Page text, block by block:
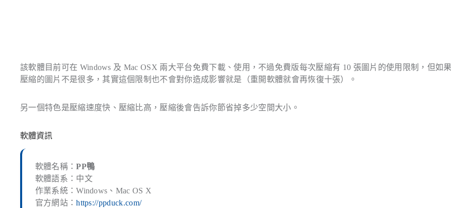
該軟體目前可在 Windows 及 Mac OSX 兩大平台免費下載、使用，不過免費版每次壓縮有 10 張圖片的使用限制，但如
壓縮的圖片不是很多，其實這個限制也不會對你造成影響就是（重開軟體就會再恢復十張）。
另一個特色是壓縮速度快、壓縮比高，壓縮後會告訴你節省掉多少空間大小。
軟體資訊
軟體名稱：PP鴨
軟體語系：中文
作業系統：Windows、Mac OS X
官方網站：https://ppduck.com/